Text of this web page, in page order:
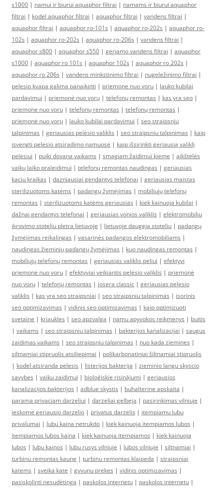
s1000 | namui ir biurui aquaphor filtrai | namams ir biurui aquaphor
filtrai | kodel aquaphor filtrai | aquaphor filtrai | vandens filtrai |
aquaphor filtrai | aquaphor ro-101s | aquaphor ro-202s | aquaphor ro-
102s | aquaphor ro-202s | aquaphor ro-206s | vandens filtrai |
aquaphor s800 | aquaphor s550 | geriamo vandens filtrai | aquaphor
s1000 | aquaphor ro 101s | aquaphor 102s | aquaphor ro 202s |
aquaphor ro 206s | vandens minkstinimo filtrai | nugeležinimo filtrai |
pelesio kvapa galima panaikinti | priemone nuo voru | lauko kubilai
pardavimui | priemonė nuo vorų | telefonų remontas | kas yra seo |
priemone nuo voru | telefonų remontas | telefonų remontas |
priemonė nuo vorų | lauko kubilai pardavimui | seo straipsniu
talpinimas | geriausias pelėsio valiklis | seo straipsniu talpinimas | kaip
isvengti pelesio atsiradimo namuose | kaip išsirinkti geriausią valiklį
pelėsiui | puiki dovana vaikams | smagiam žaidimui kieme | aikštelės
vaikų laiko praleidimui | telefonų remontas naudingas | geriausias
kaciu kraikas | dazniausiai gendantys telefonai | geriausias maistas
sterilizuotoms katėms | padangų žymėjimas | mobiliųjų telefonų
remontas | sterilizuotoms katėms geriausias | kiek kainuoja kubilai |
dažnai gendantys telefonai | geriausias vonios valiklis | elektromobiliu
ikrovimo stoteliu pletra lietuvoje | lietuvoje daugeja stoteliu | padangų
žymėjimas reikalingas | vasarinės padangos elektromobiliams |
naudingas žieminių padangų žymėjimas | kuo naudingas remontas |
mobiliųjų telefonų remontas | geriausias valiklis peliui | efektyvi
priemone nuo voru | efektyviai veikiantis pelėsio valiklis | priemonė
nuo vorų | telefonų remontas | josera classic | geriausias pelesio
valiklis | kas yra seo straipsniai | seo straipsniu talpinimas | isorinis
seo optimizavimas | vidinis seo optimizavimas | kaip optimizuoti
svetaine | kriaukles | seo apzvalga | namu apyvokos reikmenys | buitis
| vaikams | seo straipsniu talpinimas | bakterijos kanalizacijai | saugus
zaidimas vaikams | seo straipsniu talpinimas | nuo kada ziemines |
siltnamiai stipruolis atsiliepimai | polikarbonatiniai šiltnamiai stipruolis
| kodel atsiranda pelesis | listerijos bakterija | zieminio langu skyscio
savybes | vaiku zaidimui | bioloģiskie risinājumi | geriausios
kanalizacijos bakterijos | adblue skystis | buhalterine apskaita |
parama privaciam darzeliui | darzeliai gelbeja | pasirinkimas vilniuje |
ieskome geriausio darzelio | privatus darzelis | itempiamu lubu
privalumai | lubu kaina netrukdo | kiek kainuoja itempiamos lubos |
itempiamos lubos kaina | kiek kainuoja itempiamos | kiek kainuoja
lubos | lubu kainos | lubu rusys vilniuje | lubos vilniuje | siltnamiai |
turbinu remontas kaune | turbinu remontas klaipeda | straipsniai
katems | sveika kate | gyvunu prekes | vidinis optimizavimas |
pasiskolinti nesudėtinga | paskolos internetu | paskolos internetu |